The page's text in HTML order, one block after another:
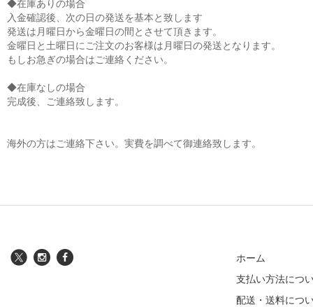
◆在庫ありの場合
入金確認後、次の日の発送を基本と致します
発送は月曜日から金曜日の間とさせて頂きます。
金曜日と土曜日にご注文のお客様は月曜日の発送となります。
もしお急ぎの場合はご連絡ください。
◆在庫なしの場合
完成後、ご連絡致します。
海外の方はご連絡下さい。実費を調べて御連絡致します。
ホーム
支払い方法につ
配送・送料につ